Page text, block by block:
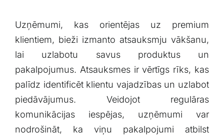
Uzņēmumi, kas orientējas uz premium
‍klientiem, bieži⁢ izmanto atsauksmju vākšanu,
lai ​uzlabotu savus produktus un
pakalpojumus. ⁢Atsauksmes ir ‍vērtīgs rīks, kas
⁤palīdz identificēt klientu vajadzības un ​uzlabot
piedāvājumus. Veidojot regulāras⁢
komunikācijas iespējas, uzņēmumi var
‍nodrošināt, ‍ka viņu⁢ pakalpojumi atbilst